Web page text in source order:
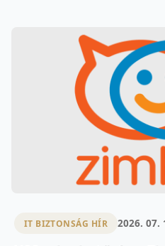
IT BIZTONSÁG HÍR 2026. 07.